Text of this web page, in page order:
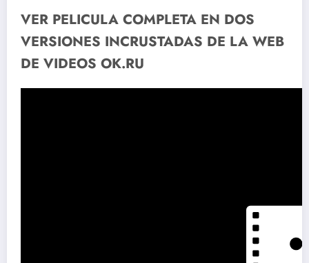
VER PELICULA COMPLETA EN DOS
VERSIONES INCRUSTADAS DE LA WEB
DE VIDEOS OK.RU